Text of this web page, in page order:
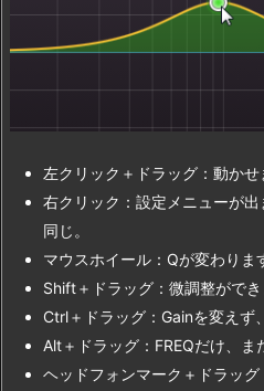
左クリック＋ドラッグ：動かせ
右クリック：設定メニューが
同じ。
マウスホイール：Qが変わりま
Shift＋ドラッグ：微調整ができ
Ctrl＋ドラッグ：Gainを変えず
Alt＋ドラッグ：FREQだけ、ま
ヘッドフォンマーク＋ドラッ